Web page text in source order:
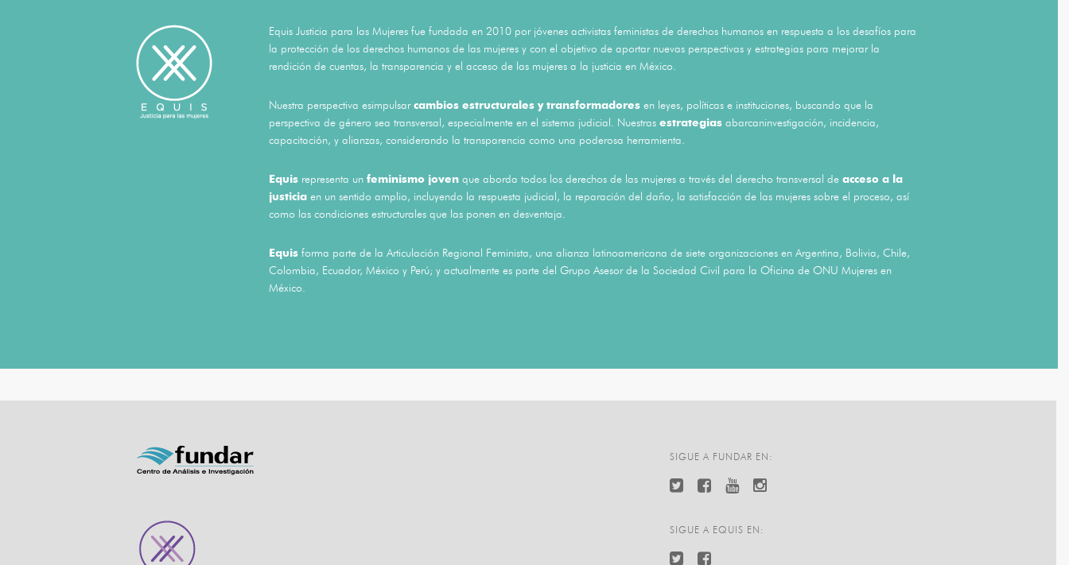
Equis Justicia para las Mujeres fue fundada en 2010 por jóvenes activistas feministas de derechos humanos en respuesta a los desafíos para
la protección de los derechos humanos de las mujeres y con el objetivo de aportar nuevas perspectivas y estrategias para mejorar la
rendición de cuentas, la transparencia y el acceso de las mujeres a la justicia en México.
Nuestra perspectiva esimpulsarcambios estructurales y transformadoresen leyes, políticas e instituciones, buscando que la
perspectiva de género sea transversal, especialmente en el sistema judicial. Nuestrasestrategiasabarcaninvestigación, incidencia,
capacitación, y alianzas, considerando la transparencia como una poderosa herramienta.
Equis representa unfeminismo joven que aborda todos los derechos de las mujeres a través del derecho transversal deacceso a la
justiciaen un sentido amplio, incluyendo la respuesta judicial, la reparación del daño, la satisfacción de las mujeres sobre el proceso, así
como las condiciones estructurales que las ponen en desventaja.
Equis forma parte de la Articulación Regional Feminista, una alianza latinoamericana de siete organizaciones en Argentina, Bolivia, Chile,
Colombia, Ecuador, México y Perú; y actualmente es parte del Grupo Asesor de la Sociedad Civil para la Oficina de ONU Mujeres en
México.
SIGUE A FUNDAR EN:
SIGUE A EQUIS EN: